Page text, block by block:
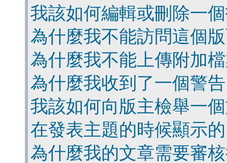
我該如何編輯或刪除一
為什麼我不能訪問這個
為什麼我不能上傳附加
為什麼我收到了一個警
我該如何向版主檢舉一
在發表主題的時候顯示
為什麼我的文章需要審